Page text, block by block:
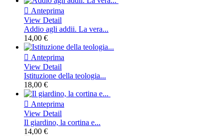
 Anteprima
View Detail
Addio agli addii. La vera...
14,00 €
 Anteprima
View Detail
Istituzione della teologia...
18,00 €
 Anteprima
View Detail
Il giardino, la cortina e...
14,00 €